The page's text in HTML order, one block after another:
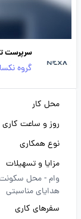
سرپرست
گروه نکسا
محل کار
روز و ساعت کاری
نوع همکاری
مزایا و تسهیلات
وام -محل سکونت
هدایای مناسبتی
سفرهای کاری